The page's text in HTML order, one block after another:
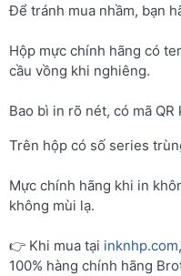
Để tránh mua nhầm, bạn
Hộp mực chính hãng có
cầu vồng khi nghiêng.
Bao bì in rõ nét, có mã QR
Trên hộp có số series
Mực chính hãng khi in
không mùi lạ.
👉 Khi mua tại inknhp.com
100% hàng chính hãng